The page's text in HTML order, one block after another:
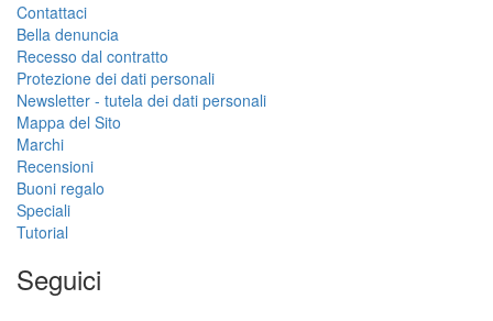
Contattaci
Bella denuncia
Recesso dal contratto
Protezione dei dati personali
Newsletter - tutela dei dati personali
Mappa del Sito
Marchi
Recensioni
Buoni regalo
Speciali
Tutorial
Seguici